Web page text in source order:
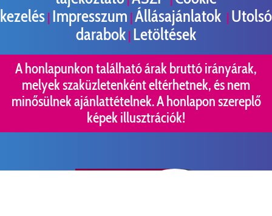
kezelés | Impresszum |Állásajánlatok | Utolsó
darabok | Letöltések
A honlapunkon található árak bruttó irányárak,
melyek szaküzletenként eltérhetnek, és nem
minősülnek ajánlattételnek. A honlapon szereplő
képek illusztrációk!